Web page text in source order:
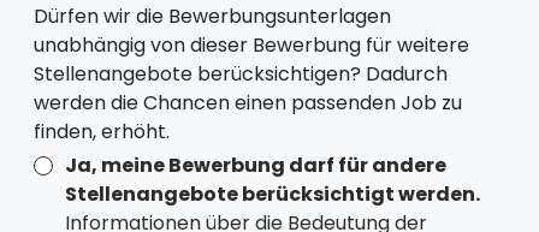
Dürfen wir die Bewerbungsunterlagen
unabhängig von dieser Bewerbung für weitere
Stellenangebote berücksichtigen? Dadurch
werden die Chancen einen passenden Job zu
finden, erhöht.
Ja, meine Bewerbung darf für andere
Stellenangebote berücksichtigt werden.
Informationen über die Bedeutung der